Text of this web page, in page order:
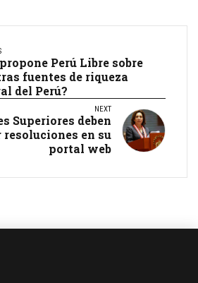
propone Perú Libre sobre
fuentes de riqueza
del Perú?
NEXT
Superiores deben
en su
portal web